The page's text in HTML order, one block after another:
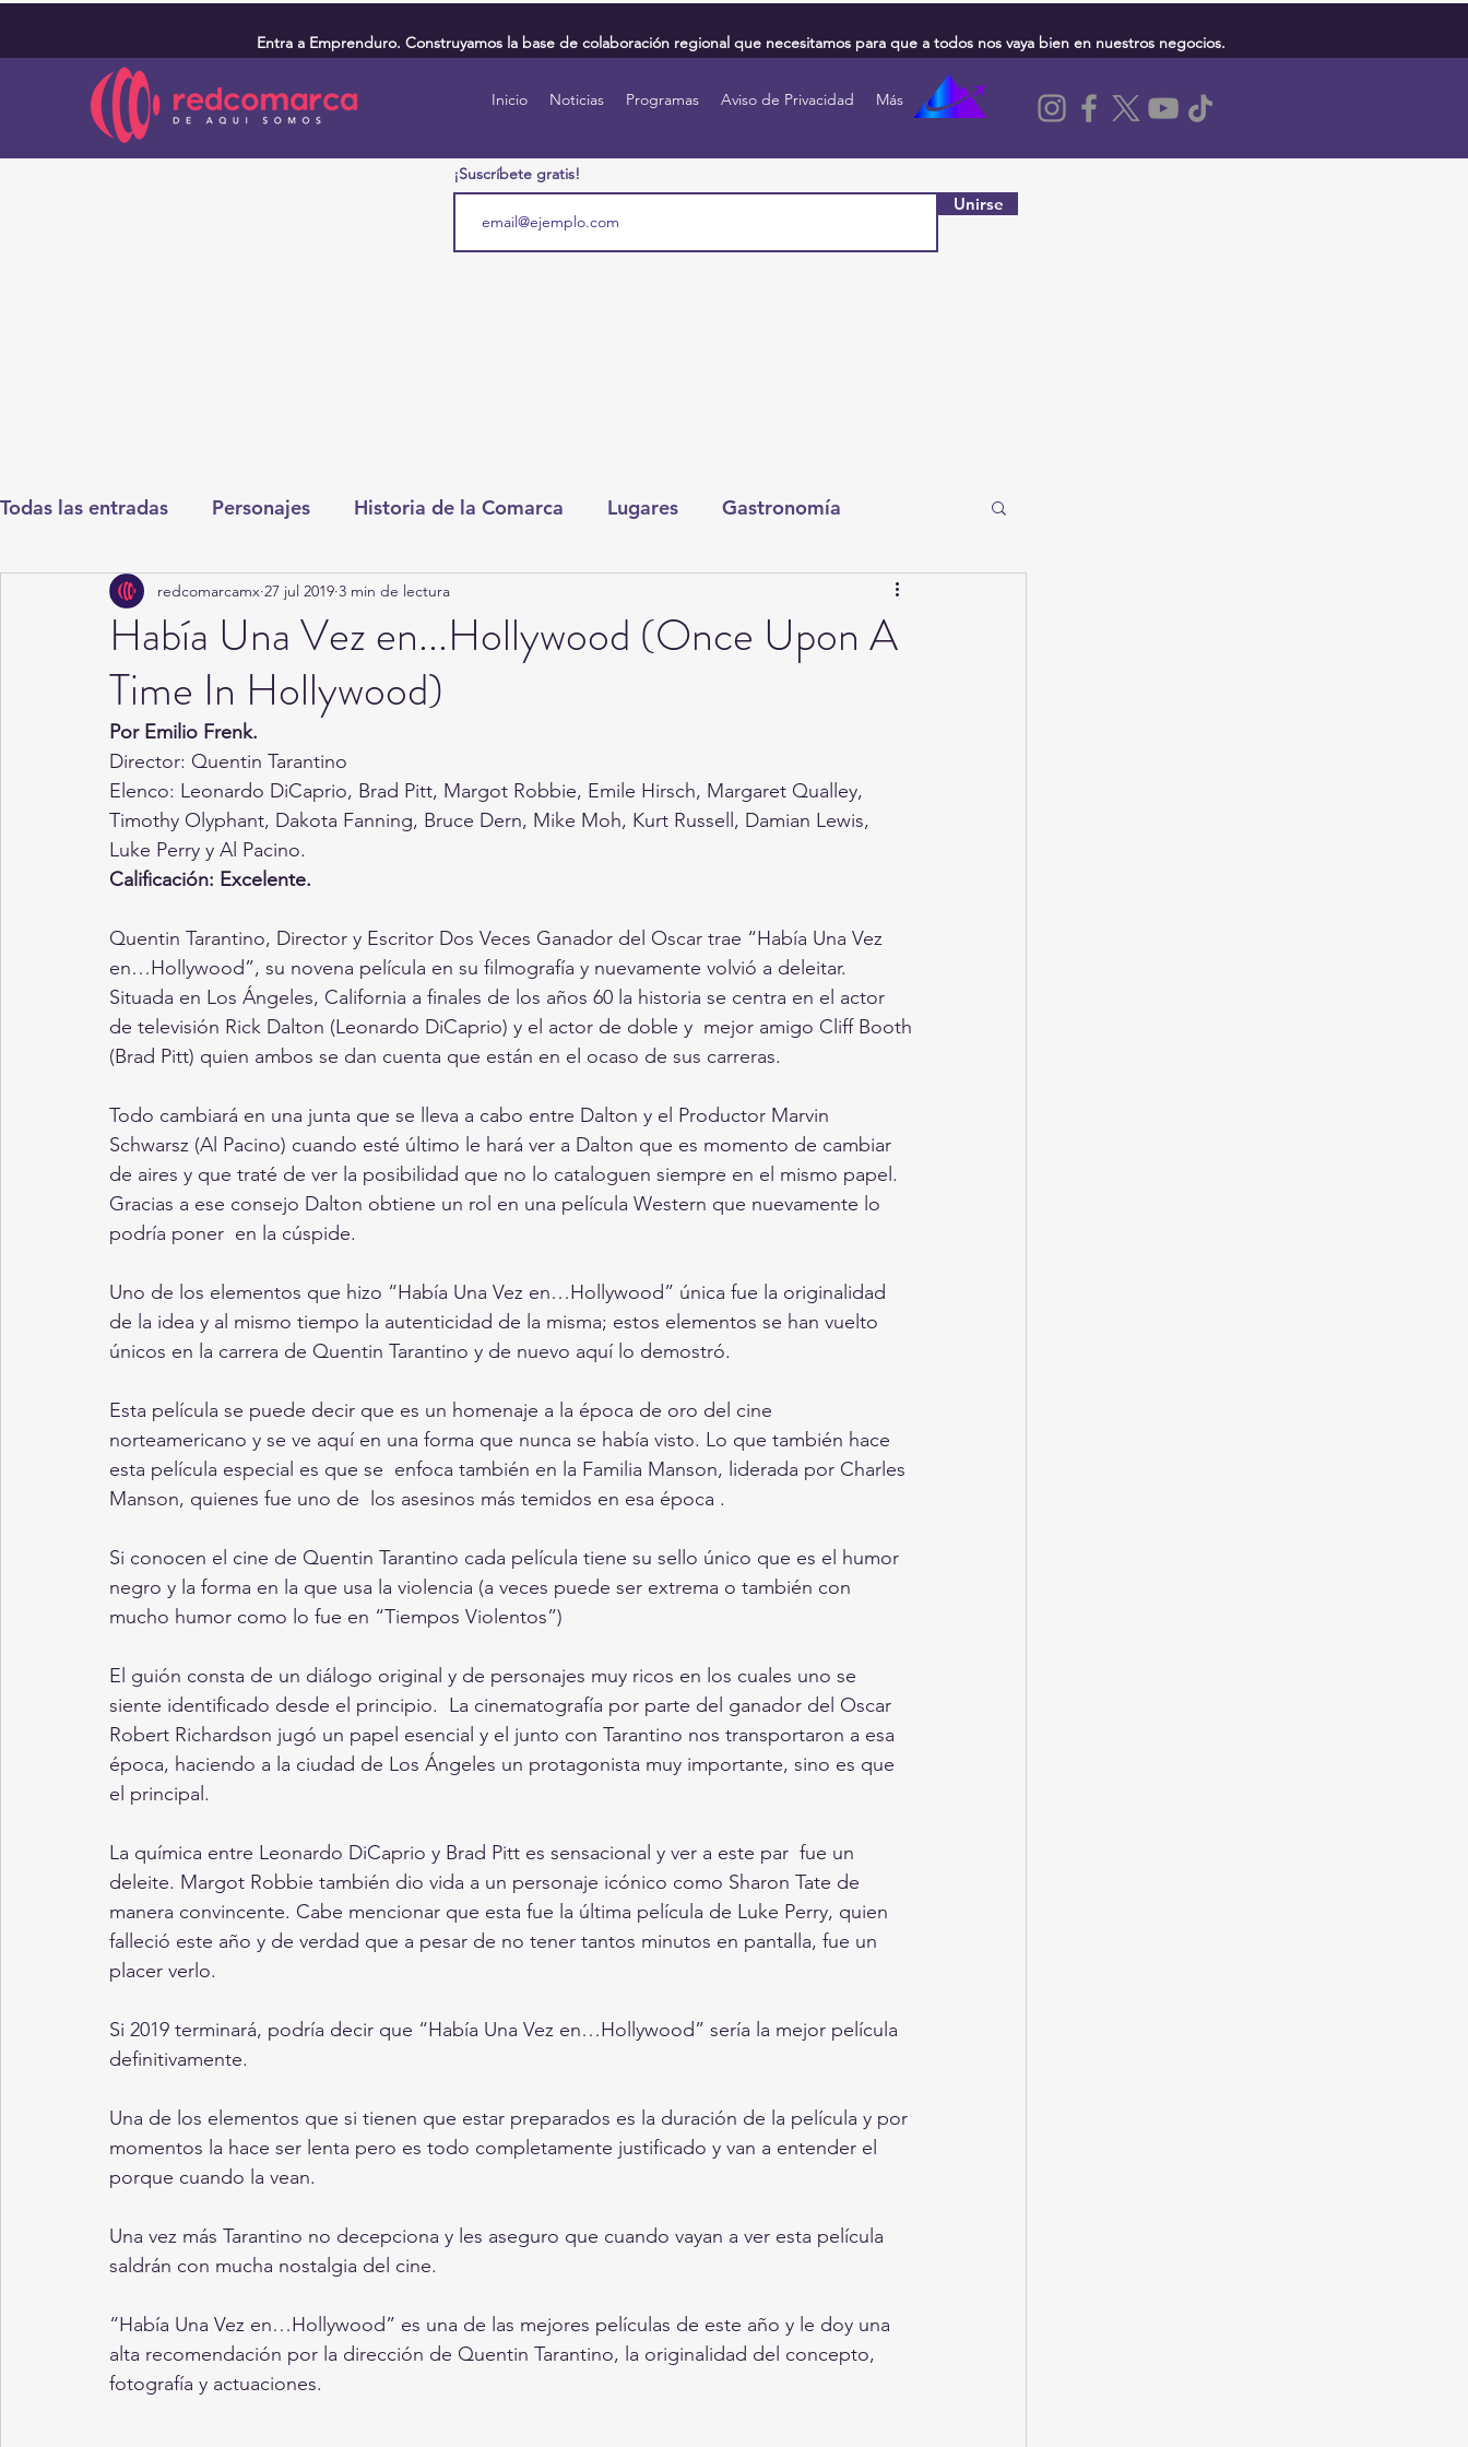
Entra a Emprenduro. Construyamos la base de colaboración regional que necesitamos para que a todos nos vaya bien en nuestros negocios.
Inicio Noticias Programas Aviso de Privacidad Más
¡Suscríbete gratis!
Unirse
Todas las entradas Personajes Historia de la Comarca Lugares Gastronomía
Deportes Salud Entretenimiento Torreón
Round Cero Columnistas CDMX
Chismes Qué Curioso Gómez Palacio
Durango Titulares en Inicio
Santa Aurelia de los Vientos San Pedro
Había Una Vez en...Hollywood (Once Upon A
Time In Hollywood)
redcomarcamx 27 jul 2019 3 min de lectura
Por Emilio Frenk.
Director: Quentin Tarantino
Elenco: Leonardo DiCaprio, Brad Pitt, Margot Robbie, Emile Hirsch, Margaret Qualley,
Timothy Olyphant, Dakota Fanning, Bruce Dern, Mike Moh, Kurt Russell, Damian Lewis,
Luke Perry y Al Pacino.
Calificación: Excelente.
Quentin Tarantino, Director y Escritor Dos Veces Ganador del Oscar trae “Había Una Vez
en…Hollywood”, su novena película en su filmografía y nuevamente volvió a deleitar.
Situada en Los Ángeles, California a finales de los años 60 la historia se centra en el actor
de televisión Rick Dalton (Leonardo DiCaprio) y el actor de doble y  mejor amigo Cliff Booth
(Brad Pitt) quien ambos se dan cuenta que están en el ocaso de sus carreras.
Todo cambiará en una junta que se lleva a cabo entre Dalton y el Productor Marvin
Schwarsz (Al Pacino) cuando esté último le hará ver a Dalton que es momento de cambiar
de aires y que traté de ver la posibilidad que no lo cataloguen siempre en el mismo papel.
Gracias a ese consejo Dalton obtiene un rol en una película Western que nuevamente lo
podría poner  en la cúspide.
Uno de los elementos que hizo “Había Una Vez en…Hollywood” única fue la originalidad
de la idea y al mismo tiempo la autenticidad de la misma; estos elementos se han vuelto
únicos en la carrera de Quentin Tarantino y de nuevo aquí lo demostró.
Esta película se puede decir que es un homenaje a la época de oro del cine
norteamericano y se ve aquí en una forma que nunca se había visto. Lo que también hace
esta película especial es que se  enfoca también en la Familia Manson, liderada por Charles
Manson, quienes fue uno de  los asesinos más temidos en esa época .
Si conocen el cine de Quentin Tarantino cada película tiene su sello único que es el humor
negro y la forma en la que usa la violencia (a veces puede ser extrema o también con
mucho humor como lo fue en “Tiempos Violentos”)
El guión consta de un diálogo original y de personajes muy ricos en los cuales uno se
siente identificado desde el principio.  La cinematografía por parte del ganador del Oscar
Robert Richardson jugó un papel esencial y el junto con Tarantino nos transportaron a esa
época, haciendo a la ciudad de Los Ángeles un protagonista muy importante, sino es que
el principal.
La química entre Leonardo DiCaprio y Brad Pitt es sensacional y ver a este par  fue un
deleite. Margot Robbie también dio vida a un personaje icónico como Sharon Tate de
manera convincente. Cabe mencionar que esta fue la última película de Luke Perry, quien
falleció este año y de verdad que a pesar de no tener tantos minutos en pantalla, fue un
placer verlo.
Si 2019 terminará, podría decir que “Había Una Vez en…Hollywood” sería la mejor película
definitivamente.
Una de los elementos que si tienen que estar preparados es la duración de la película y por
momentos la hace ser lenta pero es todo completamente justificado y van a entender el
porque cuando la vean.
Una vez más Tarantino no decepciona y les aseguro que cuando vayan a ver esta película
saldrán con mucha nostalgia del cine.
“Había Una Vez en…Hollywood” es una de las mejores películas de este año y le doy una
alta recomendación por la dirección de Quentin Tarantino, la originalidad del concepto,
fotografía y actuaciones.